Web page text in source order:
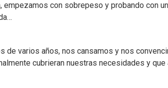
empezamos con sobrepeso y probando con
de varios años, nos cansamos y nos
cubrieran nuestras necesidades y